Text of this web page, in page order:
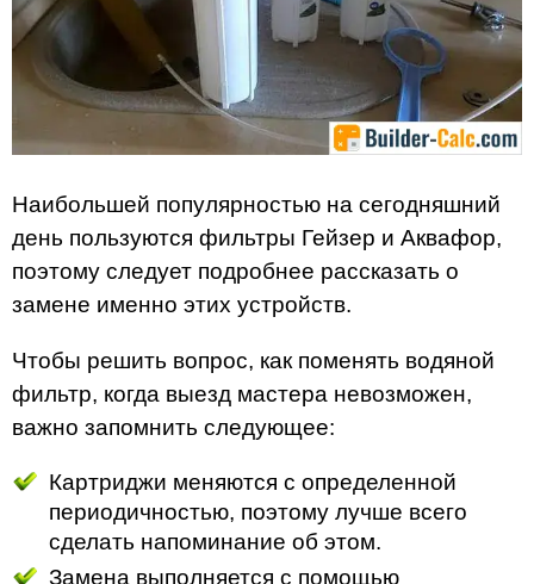
Наибольшей популярностью на сегодняшний
день пользуются фильтры Гейзер и Аквафор,
поэтому следует подробнее рассказать о
замене именно этих устройств.
Чтобы решить вопрос, как поменять водяной
фильтр, когда выезд мастера невозможен,
важно запомнить следующее:
Картриджи меняются с определенной
периодичностью, поэтому лучше всего
сделать напоминание об этом.
Замена выполняется с помощью